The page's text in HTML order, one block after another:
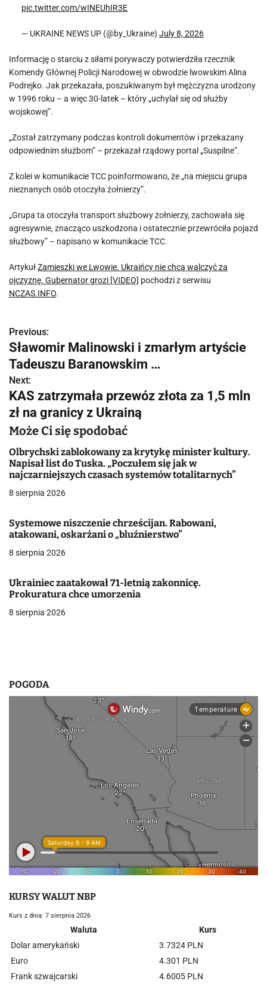
pic.twitter.com/wINEUhIR3E
— UKRAINE NEWS UP (@by_Ukraine) July 8, 2026
Informację o starciu z siłami porywaczy potwierdziła rzecznik
Komendy Głównej Policji Narodowej w obwodzie lwowskim Alina
Podrejko. Jak przekazała, poszukiwanym był mężczyzna urodzony
w 1996 roku – a więc 30-latek – który „uchylał się od służby
wojskowej”.
„Został zatrzymany podczas kontroli dokumentów i przekazany
odpowiednim służbom” – przekazał rządowy portal „Suspilne”.
Z kolei w komunikacie TCC poinformowano, że „na miejscu grupa
nieznanych osób otoczyła żołnierzy”.
„Grupa ta otoczyła transport służbowy żołnierzy, zachowała się
agresywnie, znacząco uszkodzona i ostatecznie przewróciła pojazd
służbowy” – napisano w komunikacie TCC.
ArtykułZamieszki we Lwowie. Ukraińcy nie chcą walczyć za
ojczyznę. Gubernator grozi [VIDEO] pochodzi z serwisu
NCZAS.INFO.
N
a
w
i
g
a
c
j
a
w
i
s
Previous:
Sławomir Malinowski i zmarłym artyście
Tadeuszu Baranowskim …
Next:
KAS zatrzymała przewóz złota za 1,5 mln
zł na granicy z Ukrainą
Może Ci się spodobać
Olbrychski zablokowany za krytykę minister kultury.
Napisał list do Tuska. „Poczułem się jak w
najczarniejszych czasach systemów totalitarnych”
8 sierpnia 2026
Systemowe niszczenie chrześcijan. Rabowani,
atakowani, oskarżani o „bluźnierstwo”
8 sierpnia 2026
Ukrainiec zaatakował 71-letnią zakonnicę.
Prokuratura chce umorzenia
8 sierpnia 2026
POGODA
KURSY WALUT NBP
Kurs z dnia: 7 sierpnia 2026
Waluta
Kurs
Dolar amerykański
3.7324 PLN
Euro
4.301 PLN
Frank szwajcarski
4.6005 PLN